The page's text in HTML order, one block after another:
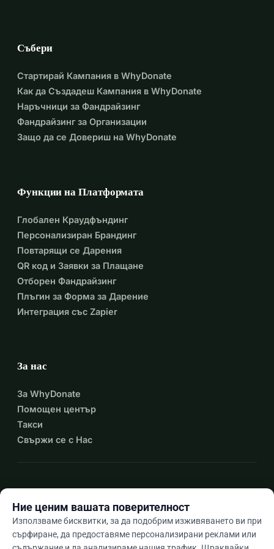
приятелства, да изследват
природата и да пораснат в
бъдещите лидери, от които Украйна
се нуждае. Нашата цел е да съберем
5000 евро, които ще финансират
Моля, дарете и споделете тази
благотворителна кампания сред
приятелите си, за да ни помогнете
да оформим по-светло бъдеще за
Украйна!
Събери
Стартирай Кампания в WhyDonate
Как да Създадеш Кампания в WhyDonate
Наръчници за Фандрайзинг
Фандрайзинг за Организации
Защо да се Довериш на WhyDonate
Функции на Платформата
Глобален Краудфъндинг
Персонализиран Брандинг
Повтарящи се Дарения
QR код и Заявки за Плащане
Отборен Фандрайзинг
Плъгин за Форма за Дарение
Интеграция със Zapier
За нас
За WhyDonate
Помощен център
Такси
Свържи се с Нас
Ние ценим вашата поверителност
Използваме бисквитки, за да подобрим изживяването ви при
сърфиране, да предоставяме персонализирани реклами или